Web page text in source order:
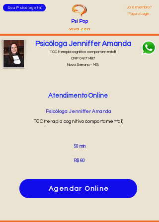
Sou Psicólogo (a)
Já é membro?
Faça o Login
Psi Pop
Viva Zen
Psicóloga Jenniffer Amanda
TCC (terapia cognitivo comportamental)
CRP 04/71487
Nova Serrana - MG
Atendimento Online
Psicóloga Jenniffer Amanda
TCC (terapia cognitivo comportamental)
50 min
R$ 60
Agendar Online